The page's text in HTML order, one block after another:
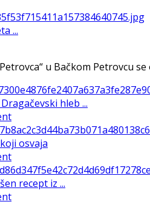
...
u Bačkom Petrovcu
hleb ...
osvaja
recept iz ...